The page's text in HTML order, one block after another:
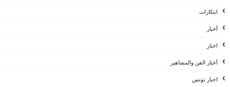
ابتكارات
أخبار
اخبار
أخبار الفن والمشاهير
اخبار تونس